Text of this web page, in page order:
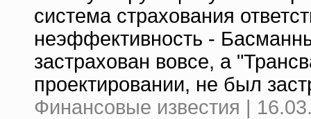
система страхования
неэффективность -
застрахован вовсе, а
проектировании, не был
Финансовые известия |